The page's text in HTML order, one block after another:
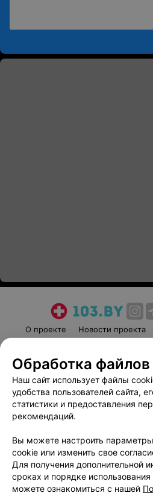
О проекте Новости проекта
Пользовательское
Вакансии
Написать
Обработка
Обработка
Наш сайт использует файлы
удобства пользователей сайта,
статистики и предоставления
рекомендаций.
Вы можете настроить
cookie или изменить свое
Для получения дополнительной
сроках и порядке
можете ознакомиться с нашей